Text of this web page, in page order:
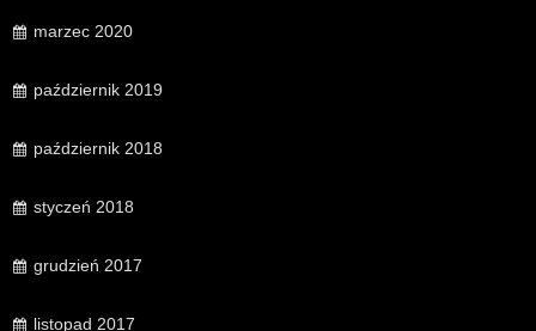
marzec 2020
październik 2019
październik 2018
styczeń 2018
grudzień 2017
listopad 2017